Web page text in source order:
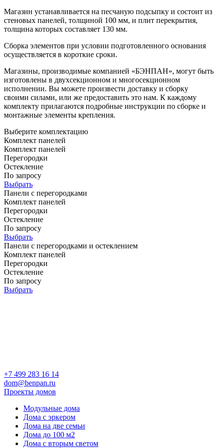
Магазин устанавливается на песчаную подсыпку и состоит из
стеновых панелей, толщиной 100 мм, и плит перекрытия,
толщина которых составляет 130 мм.
Сборка элементов при условии подготовленного основания
осуществляется в короткие сроки.
Магазины, производимые компанией «БЭНПАН», могут быть
изготовлены в двухсекционном и многосекционном
исполнении. Вы можете произвести доставку и сборку
своими силами, или же предоставить это нам. К каждому
комплекту прилагаются подробные инструкции по сборке и
монтажные элементы крепления.
Выберите комплектацию
Комплект панелей
Комплект панелей
Перегородки
Остекление
По запросу
Выбрать
Панели с перегородками
Комплект панелей
Перегородки
Остекление
По запросу
Выбрать
Панели с перегородками и остеклением
Комплект панелей
Перегородки
Остекление
По запросу
Выбрать
+7 499 283 16 14
dom@benpan.ru
Проекты домов
Модульные дома
Дома с эркером
Дома на две семьи
Дома до 100 м2
Дома с вторым светом